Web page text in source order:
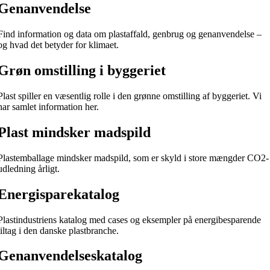
information og data om plastaffald, genbrug og genanvendelse –
hvad det betyder for klimaet.
omstilling i byggeriet
spiller en væsentlig rolle i den grønne omstilling af byggeriet. Vi
samlet information her.
mindsker madspild
mindsker madspild, som er skyld i store mængder CO2-
årligt.
katalog med cases og eksempler på energibesparende
i den danske plastbranche.